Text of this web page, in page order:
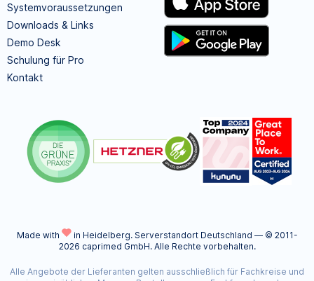
Systemvoraussetzungen
Downloads & Links
Demo Desk
Schulung für Pro
Kontakt
Made with in Heidelberg. Serverstandort Deutschland — © 2011-
2026 caprimed GmbH. Alle Rechte vorbehalten.
Alle Angebote der Lieferanten gelten ausschließlich für Fachkreise und